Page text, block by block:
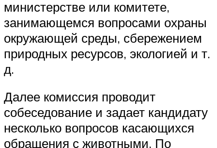
министерстве или комитете,
занимающемся вопросами охраны
окружающей среды, сбережением
природных ресурсов, экологией и т.
д.
Далее комиссия проводит
собеседование и задает кандидату
несколько вопросов касающихся
обращения с животными. По